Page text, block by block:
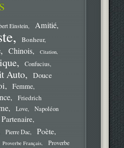
Einstein Amitié
Bonheur
Chinois Citation
Confucius
Auto
Douce
Femme
Friedrich
Love
Napoléon
Partenaire
Pierre Dac Poète
Proverbe Français
Proverbe